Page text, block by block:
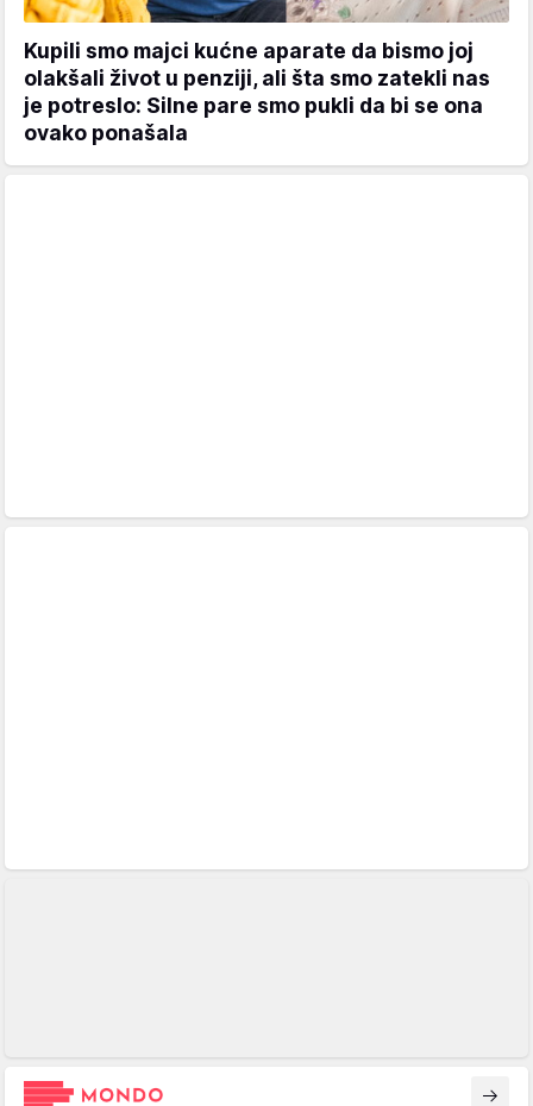
Kupili smo majci kućne aparate da bismo joj
olakšali život u penziji, ali šta smo zatekli nas
je potreslo: Silne pare smo pukli da bi se ona
ovako ponašala